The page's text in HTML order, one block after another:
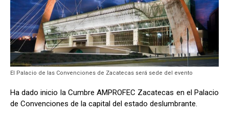
El Palacio de las Convenciones de Zacatecas será sede del evento
Ha dado inicio la Cumbre AMPROFEC Zacatecas en el Palacio
de Convenciones de la capital del estado deslumbrante.